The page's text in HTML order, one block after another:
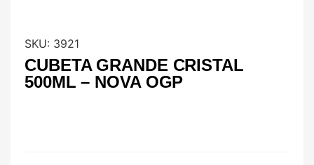
SKU: 3921
CUBETA GRANDE CRISTAL
500ML – NOVA OGP